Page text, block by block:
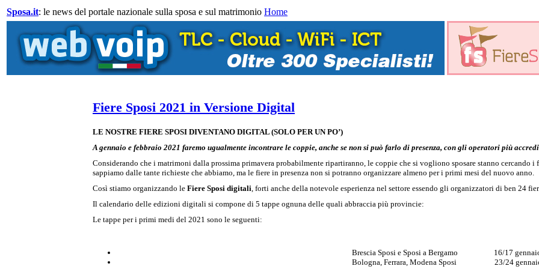
Sposa.it: le news del portale nazionale sulla sposa e sul matrimonio Home
Fiere Sposi 2021 in Versione Digital
LE NOSTRE FIERE SPOSI DIVENTANO DIGITAL (SOLO PER UN PO’)
A gennaio e febbraio 2021 faremo ugualmente incontrare le coppie, anche se non si può farlo di presenza, con gli operatori più
Considerando che i matrimoni dalla prossima primavera probabilmente ripartiranno, le coppie che si vogliono sposare stanno
sappiamo dalle tante richieste che abbiamo, ma le fiere in presenza non si potranno organizzare almeno per i primi mesi del nuovo anno.
Così stiamo organizzando le Fiere Sposi digitali, forti anche della notevole esperienza nel settore essendo gli organizzatori di ben 24
Il calendario delle edizioni digitali si compone di 5 tappe ognuna delle quali abbraccia più provincie:
Le tappe per i primi medi del 2021 sono le seguenti:
Brescia Sposi e Sposi a Bergamo 16/17
Bologna, Ferrara, Modena Sposi 23/24